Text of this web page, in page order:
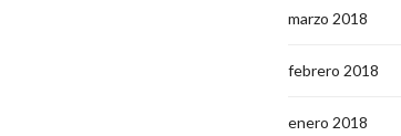
marzo 2018
febrero 2018
enero 2018